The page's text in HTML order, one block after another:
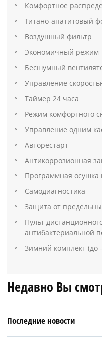
Комфортное
Титано-апатитовый
Воздушный фильтр
Экономичный режим
Бесшумный
Управление
Таймер 24 часа
Режим комфортного
Управление одним
Авторестарт
Антикоррозионная
Программная осушка
Самодиагностика
Защита от
Пульт
антибактериальной
Зимний комплект (до
Недавно Вы
Последние новости